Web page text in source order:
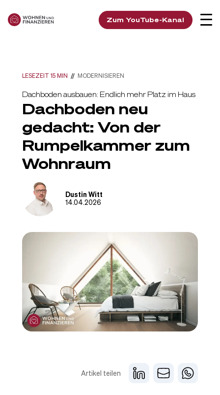
Zum YouTube-Kanal
LESEZEIT 15 MIN // MODERNISIEREN
Dachboden ausbauen: Endlich mehr Platz im Haus
Dachboden neu
gedacht: Von der
Rumpelkammer zum
Wohnraum
Dustin Witt
14.04.2026
Artikel teilen